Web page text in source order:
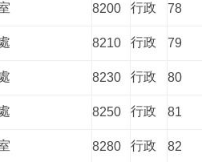
8200 行政 78
8210 行政 79
8230 行政 80
8250 行政 81
8280 行政 82